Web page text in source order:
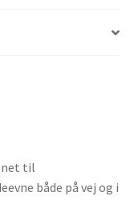
til
både på vej og i